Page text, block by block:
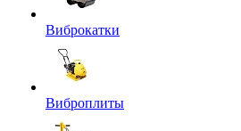
Виброкатки
Виброплиты